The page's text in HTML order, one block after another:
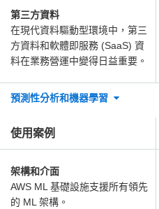
第三方資料
在現代資料驅動型環境中，第三
方資料和軟體即服務 (SaaS) 資
料在業務營運中變得日益重要。
預測性分析和機器學習
使用案例
架構和介面
AWS ML 基礎設施支援所有領先
的 ML 架構。